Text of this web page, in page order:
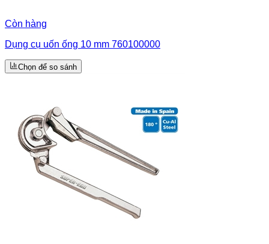
Còn hàng
Dụng cụ uốn ống 10 mm 760100000
Chọn để so sánh